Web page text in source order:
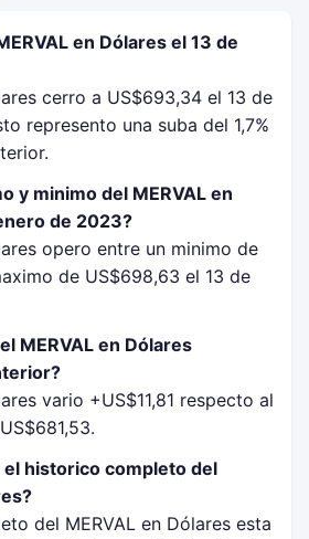
en Dólares el 13 de
cerro a US$693,34 el 13 de
represento una suba del 1,7%
y minimo del MERVAL en
de 2023?
opero entre un minimo de
de US$698,63 el 13 de
MERVAL en Dólares
vario +US$11,81 respecto al
historico completo del
del MERVAL en Dólares esta